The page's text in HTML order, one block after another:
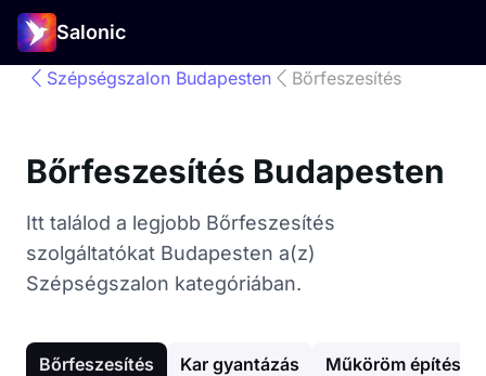
Salonic
Szépségszalon Budapesten Bőrfeszesítés
Bőrfeszesítés Budapesten
Itt találod a legjobb Bőrfeszesítés
szolgáltatókat Budapesten a(z)
Szépségszalon kategóriában.
Bőrfeszesítés Kar gyantázás Műköröm építés